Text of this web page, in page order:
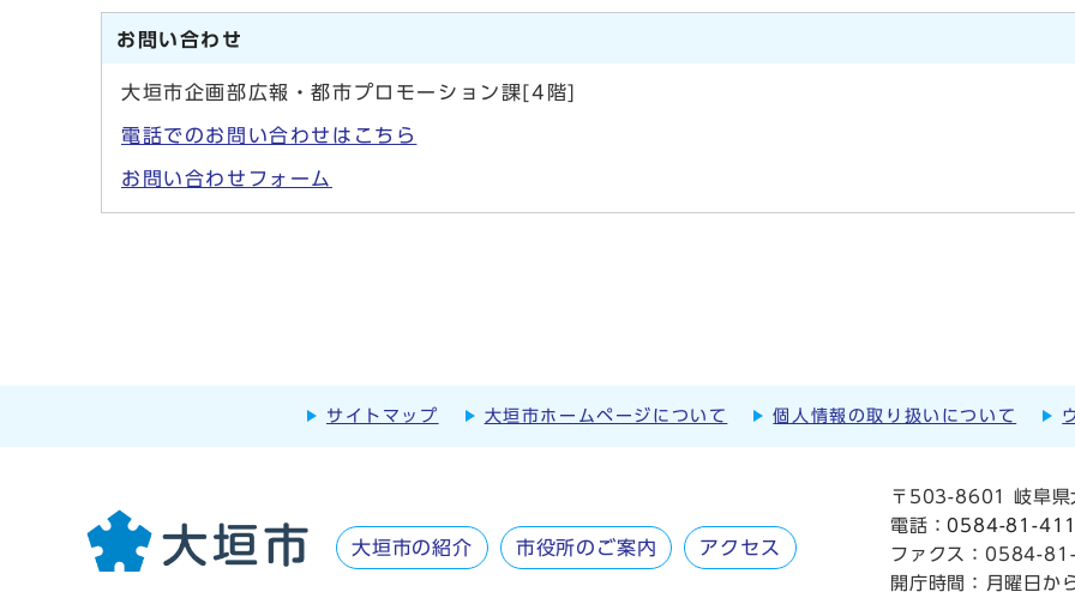
お問い合わせ
大垣市企画部広報・都市プロモーション課[4階]
電話でのお問い合わせはこちら
お問い合わせフォーム
サイトマップ 大垣市ホームページについて 個人情報の取り扱いについて
大垣市の紹介 市役所のご案内 アクセス
〒503-8601 岐阜県
電話：0584-81-
ファクス：0584-
開庁時間： 月曜日か